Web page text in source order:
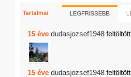
Tartalmai LEGFRISSEBB
15 éve dudasjozsef1948
15 éve dudasjozsef1948